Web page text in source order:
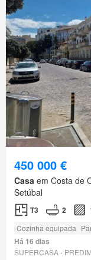
450 000 €
Casa em Costa de
Setúbal
T3 2
Cozinha equipada
Há 16 dias
SUPERCASA -